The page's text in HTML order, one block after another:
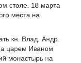
столе. 18 марта
места на
кн. Влад. Андр.
царем Иваном
монастырь на